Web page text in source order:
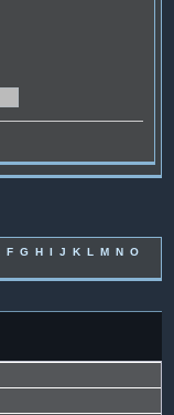
F G H I J K L M N O